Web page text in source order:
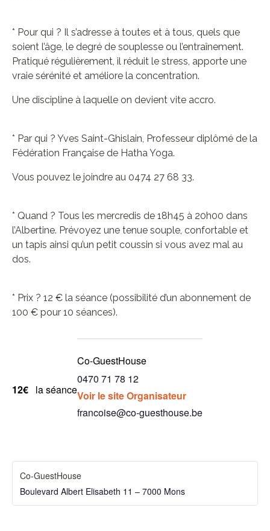
* Pour qui ? Il s’adresse à toutes et à tous, quels que
soient l’âge, le degré de souplesse ou l’entraînement.
Pratiqué régulièrement, il réduit le stress, apporte une
vraie sérénité et améliore la concentration.
Une discipline à laquelle on devient vite accro.
* Par qui ? Yves Saint-Ghislain, Professeur diplômé de la
Fédération Française de Hatha Yoga.
Vous pouvez le joindre au 0474 27 68 33.
* Quand ? Tous les mercredis de 18h45 à 20h00 dans
l’Albertine. Prévoyez une tenue souple, confortable et
un tapis ainsi qu’un petit coussin si vous avez mal au
dos.
* Prix ? 12 € la séance (possibilité d’un abonnement de
100 € pour 10 séances).
12€ la séance
Co-GuestHouse
0470 71 78 12
Voir le site Organisateur
francoise@co-guesthouse.be
Co-GuestHouse
Boulevard Albert Elisabeth 11 – 7000 Mons